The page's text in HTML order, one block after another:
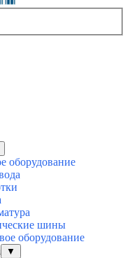
оборудование
шины
оборудование
▼